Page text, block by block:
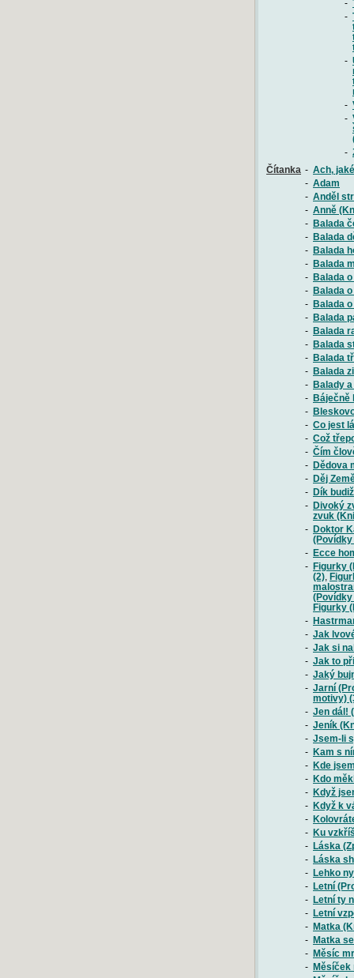
-
-
-
-
-
-
Čítanka - Ach,
- Adam
- Anděl
- Anně
-
Balada
-
Balada
-
Balada
-
Balada
-
Balada
-
Balada
-
Balada
-
Balada
-
Balada
-
Balada
-
Balada
-
Balada
-
Balady
-
Báječně
-
- Co jest
- Což
- Čím
-
Dědova
-
Děj
-
Dík
-
Divoký
zvuk
-
Doktor
-
Ecce
-
Figurky
(2)
Figurky
-
- Jak
- Jak si
- Jak to
- Jaký
- Jarní
motivy)
- Jen dál!
- Jeník
- Jsem-li
-
Kam s
-
Kde
-
Kdo
-
Když
-
Když k
-
-
Ku
-
Láska
-
Láska
-
Lehko
-
Letní
-
Letní ty
-
Letní
-
Matka
-
Matka
-
Měsíc
-